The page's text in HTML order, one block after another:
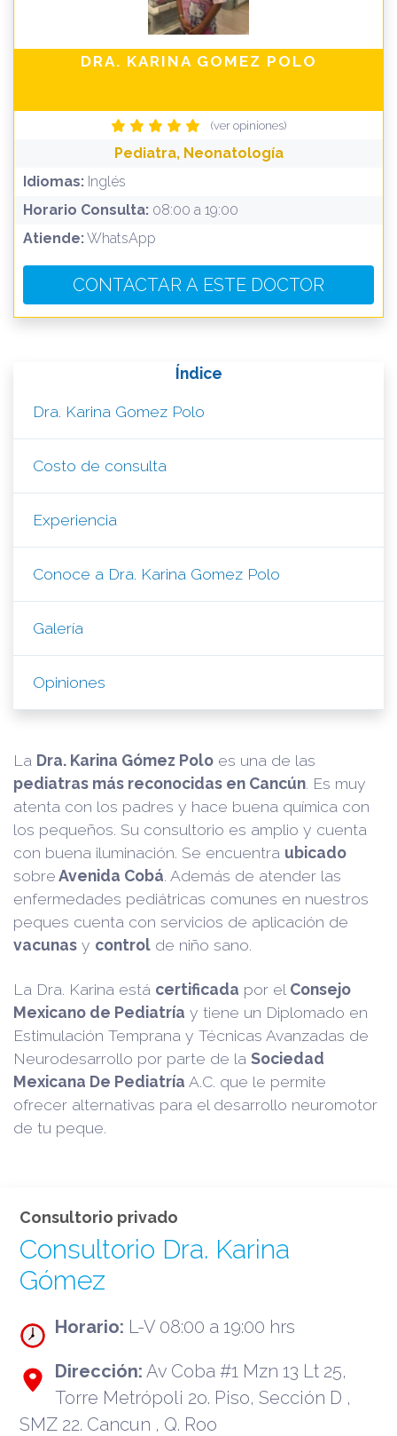
DRA. KARINA GOMEZ POLO
(ver opiniones)
Pediatra, Neonatología
Idiomas: Inglés
Horario Consulta: 08:00 a 19:00
Atiende:WhatsApp
CONTACTAR A ESTE DOCTOR
Índice
Dra. Karina Gomez Polo
Costo de consulta
Experiencia
Conoce a Dra. Karina Gomez Polo
Galería
Opiniones
La Dra. Karina Gómez Polo es una de las
pediatras más reconocidas en Cancún . Es muy
atenta con los padres y hace buena química con
los pequeños. Su consultorio es amplio y cuenta
con buena iluminación. Se encuentra ubicado
sobreAvenida Cobá . Además de atender las
enfermedades pediátricas comunes en nuestros
peques cuenta con servicios de aplicación de
vacunas y control de niño sano.
La Dra. Karina está certificada por el Consejo
Mexicano de Pediatría y tiene un Diplomado en
Estimulación Temprana y Técnicas Avanzadas de
Neurodesarrollo por parte de la Sociedad
Mexicana De Pediatría A.C. que le permite
ofrecer alternativas para el desarrollo neuromotor
de tu peque.
Consultorio privado
Consultorio Dra. Karina
Gómez
Horario: L-V 08:00 a 19:00 hrs
Dirección: Av Coba #1 Mzn 13 Lt 25,
Torre Metrópoli 2o. Piso, Sección D ,
SMZ 22. Cancun , Q. Roo